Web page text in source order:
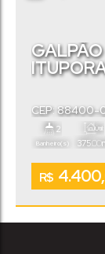
R$
CEP: 88400-
Ituporanga,
2
Banheiro(s)
Útil:
375.00